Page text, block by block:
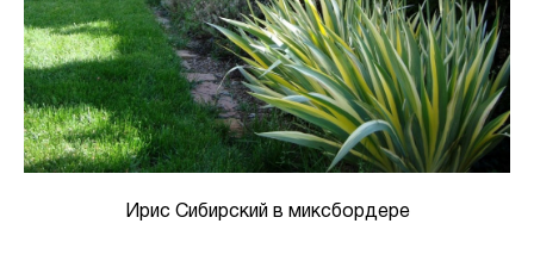
Ирис Сибирский в миксбордере